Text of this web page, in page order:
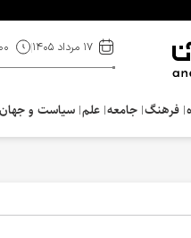
۱۷ مرداد ۱۴۰۵
فرهنگ‌ جامعه علم سیاست و جهان